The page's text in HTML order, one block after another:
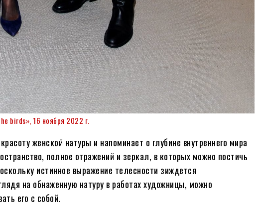
birds», 16 ноября 2022 г.
женской натуры и напоминает о глубине внутреннего мира
полное отражений и зеркал, в которых можно постичь
истинное выражение телесности зиждется
на обнаженную натуру в работах художницы, можно
его с собой.